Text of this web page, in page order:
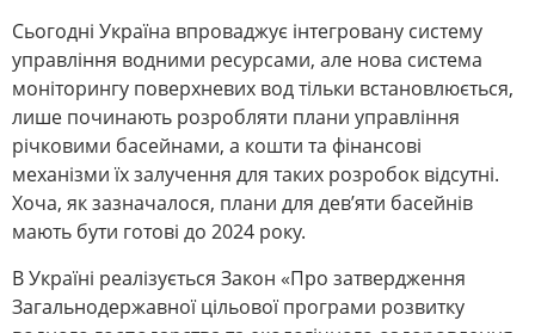
Сьогодні Україна впроваджує інтегровану систему
управління водними ресурсами, але нова система
моніторингу поверхневих вод тільки встановлюється,
лише починають розробляти плани управління
річковими басейнами, а кошти та фінансові
механізми їх залучення для таких розробок відсутні.
Хоча, як зазначалося, плани для дев’яти басейнів
мають бути готові до 2024 року.
В Україні реалізується Закон «Про затвердження
Загальнодержавної цільової програми розвитку